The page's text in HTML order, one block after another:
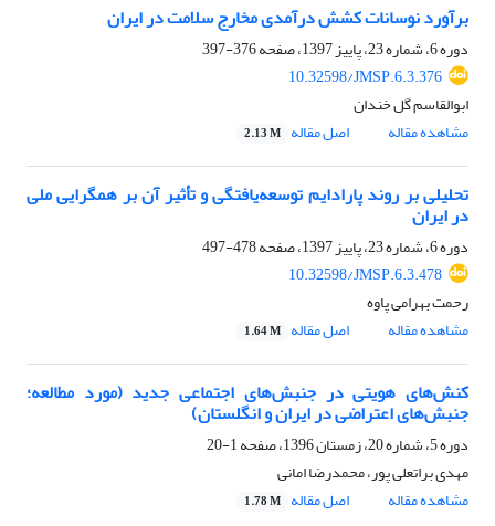
برآورد نوسانات کشش درآمدی مخارج سلامت در ایران
دوره 6، شماره 23، پاییز 1397، صفحه
376-397
10.32598/JMSP.6.3.376
ابوالقاسم گل خندان
مشاهده مقاله
اصل مقاله 2.13 M
تحلیلی بر روند پارادایم توسعه‌یافتگی و تأثیر آن بر همگرایی ملی
در ایران
دوره 6، شماره 23، پاییز 1397، صفحه
478-497
10.32598/JMSP.6.3.478
رحمت بهرامی پاوه
مشاهده مقاله
اصل مقاله 1.64 M
کنش‌های هویتی در جنبش‌های اجتماعی جدید (مورد مطالعه؛
جنبش‌های اعتراضی در ایران و انگلستان)
دوره 5، شماره 20، زمستان 1396، صفحه
1-20
مهدی براتعلی پور، محمدرضا امانی
مشاهده مقاله
اصل مقاله 1.78 M